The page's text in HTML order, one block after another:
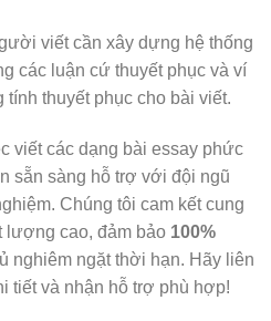
viết cần xây dựng hệ thống
các luận cứ thuyết phục và ví
tính thuyết phục cho bài viết.
viết các dạng bài essay phức
sẵn sàng hỗ trợ với đội ngũ
Chúng tôi cam kết cung
lượng cao, đảm bảo 100%
nghiêm ngặt thời hạn. Hãy liên
tiết và nhận hỗ trợ phù hợp!